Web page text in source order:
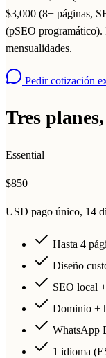
$3,000 (8+ páginas,
(pSEO
mensualidades.
Pedir cotización
Tres
Essential
$850
USD pago único, 14
Hasta 4
Diseño
SEO local
Dominio +
WhatsApp
1 idioma